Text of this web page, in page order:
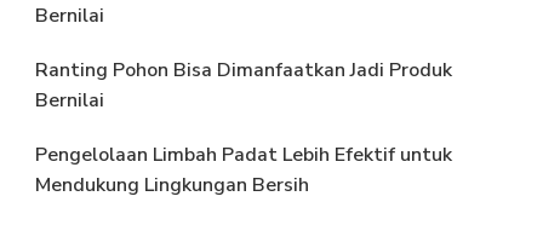
Bernilai
Ranting Pohon Bisa Dimanfaatkan Jadi Produk
Bernilai
Pengelolaan Limbah Padat Lebih Efektif untuk
Mendukung Lingkungan Bersih